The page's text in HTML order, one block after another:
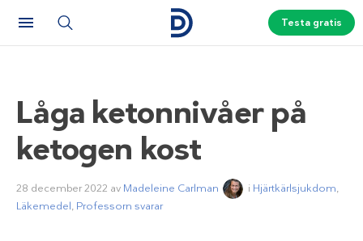
Testa gratis
Låga ketonnivåer på
ketogen kost
28 december 2022 av Madeleine Carlman i Hjärtkärlsjukdom,
Läkemedel, Professorn svarar